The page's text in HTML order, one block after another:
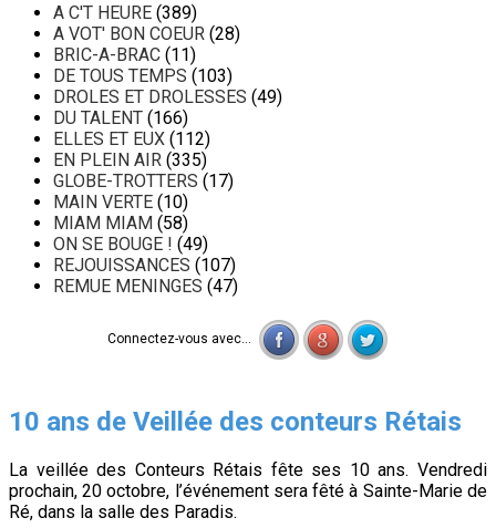
A C'T HEURE (389)
A VOT' BON COEUR (28)
BRIC-A-BRAC (11)
DE TOUS TEMPS (103)
DROLES ET DROLESSES (49)
DU TALENT (166)
ELLES ET EUX (112)
EN PLEIN AIR (335)
GLOBE-TROTTERS (17)
MAIN VERTE (10)
MIAM MIAM (58)
ON SE BOUGE ! (49)
REJOUISSANCES (107)
REMUE MENINGES (47)
Connectez-vous avec...
10 ans de Veillée des conteurs Rétais
La veillée des Conteurs Rétais fête ses 10 ans. Vendredi
prochain, 20 octobre, l’événement sera fêté à Sainte-Marie de
Ré, dans la salle des Paradis.